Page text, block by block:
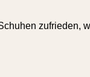
zufrieden,